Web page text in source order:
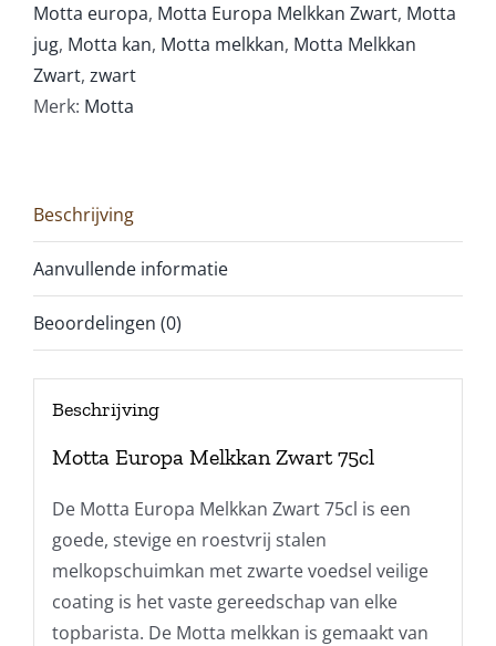
Motta europa, Motta Europa Melkkan Zwart, Motta
jug, Motta kan, Motta melkkan, Motta Melkkan
Zwart, zwart
Merk: Motta
Beschrijving
Aanvullende informatie
Beoordelingen (0)
Beschrijving
Motta Europa Melkkan Zwart 75cl
De Motta Europa Melkkan Zwart 75cl is een
goede, stevige en roestvrij stalen
melkopschuimkan met zwarte voedsel veilige
coating is het vaste gereedschap van elke
topbarista. De Motta melkkan is gemaakt van